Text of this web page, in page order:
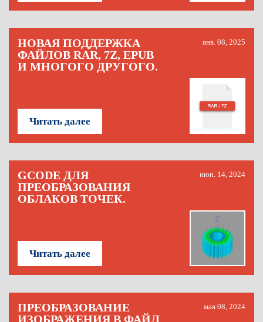
НОВАЯ ПОДДЕРЖКА
ФАЙЛОВ RAR, 7Z, EPUB
И МНОГОГО ДРУГОГО.
янв. 08, 2025
Читать далее
GCODE ДЛЯ
ПРЕОБРАЗОВАНИЯ
ОБЛАКОВ ТОЧЕК.
июн. 14, 2024
Читать далее
ПРЕОБРАЗОВАНИЕ
ИЗОБРАЖЕНИЯ В ФАЙЛ
мая 08, 2024